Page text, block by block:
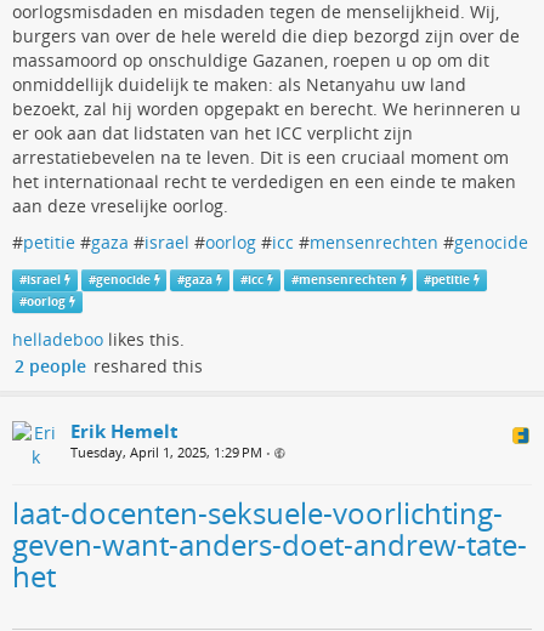
oorlogsmisdaden en misdaden tegen de menselijkheid. Wij,
burgers van over de hele wereld die diep bezorgd zijn over de
massamoord op onschuldige Gazanen, roepen u op om dit
onmiddellijk duidelijk te maken: als Netanyahu uw land
bezoekt, zal hij worden opgepakt en berecht. We herinneren u
er ook aan dat lidstaten van het ICC verplicht zijn
arrestatiebevelen na te leven. Dit is een cruciaal moment om
het internationaal recht te verdedigen en een einde te maken
aan deze vreselijke oorlog.
#petitie #gaza #israel #oorlog #icc #mensenrechten #genocide
#israel #genocide #gaza #icc #mensenrechten #petitie
#oorlog
helladeboo likes this.
2 people reshared this
Erik Hemelt
Tuesday, April 1, 2025, 1:29 PM •
laat-docenten-seksuele-voorlichting-
geven-want-anders-doet-andrew-tate-
het